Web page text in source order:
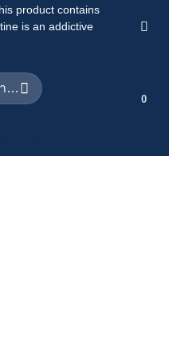
product contains
is an addictive
0
าม